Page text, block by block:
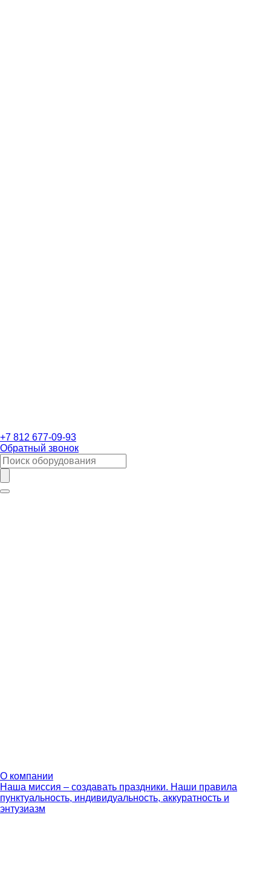
+7 812 677-09-93
Обратный звонок
О компании
Наша миссия – создавать праздники. Наши правила
пунктуальность, индивидуальность, аккуратность и
энтузиазм